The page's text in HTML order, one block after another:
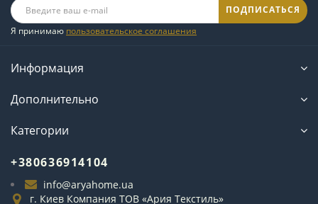
ПОДПИСАТЬСЯ
Я принимаю пользовательское соглашения
Информация
Дополнительно
Категории
+380636914104
info@aryahome.ua
г. Киев Компания ТОВ «Ария Текстиль»